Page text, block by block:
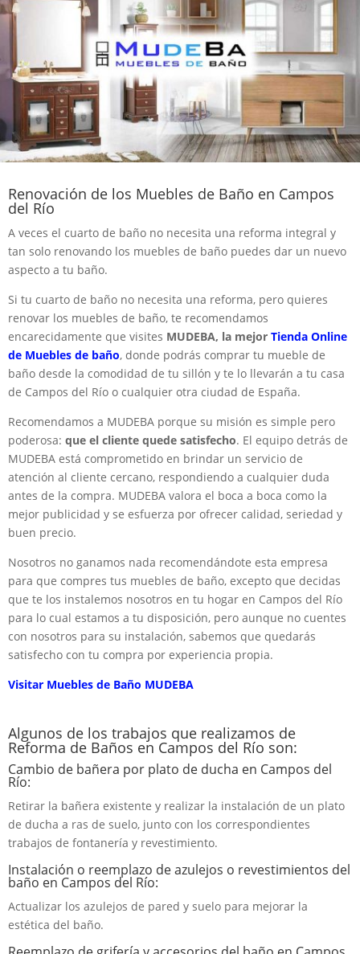
Renovación de los Muebles de Baño en Campos
del Río
A veces el cuarto de baño no necesita una reforma integral y
tan solo renovando los muebles de baño puedes dar un nuevo
aspecto a tu baño.
Si tu cuarto de baño no necesita una reforma, pero quieres
renovar los muebles de baño, te recomendamos
encarecidamente que visites MUDEBA, la mejor Tienda Online
de Muebles de baño, donde podrás comprar tu mueble de
baño desde la comodidad de tu sillón y te lo llevarán a tu casa
de Campos del Río o cualquier otra ciudad de España.
Recomendamos a MUDEBA porque su misión es simple pero
poderosa: que el cliente quede satisfecho. El equipo detrás de
MUDEBA está comprometido en brindar un servicio de
atención al cliente cercano, respondiendo a cualquier duda
antes de la compra. MUDEBA valora el boca a boca como la
mejor publicidad y se esfuerza por ofrecer calidad, seriedad y
buen precio.
Nosotros no ganamos nada recomendándote esta empresa
para que compres tus muebles de baño, excepto que decidas
que te los instalemos nosotros en tu hogar en Campos del Río
para lo cual estamos a tu disposición, pero aunque no cuentes
con nosotros para su instalación, sabemos que quedarás
satisfecho con tu compra por experiencia propia.
Visitar Muebles de Baño MUDEBA
Algunos de los trabajos que realizamos de
Reforma de Baños en Campos del Río son:
Cambio de bañera por plato de ducha en Campos del
Río:
Retirar la bañera existente y realizar la instalación de un plato
de ducha a ras de suelo, junto con los correspondientes
trabajos de fontanería y revestimiento.
Instalación o reemplazo de azulejos o revestimientos del
baño en Campos del Río:
Actualizar los azulejos de pared y suelo para mejorar la
estética del baño.